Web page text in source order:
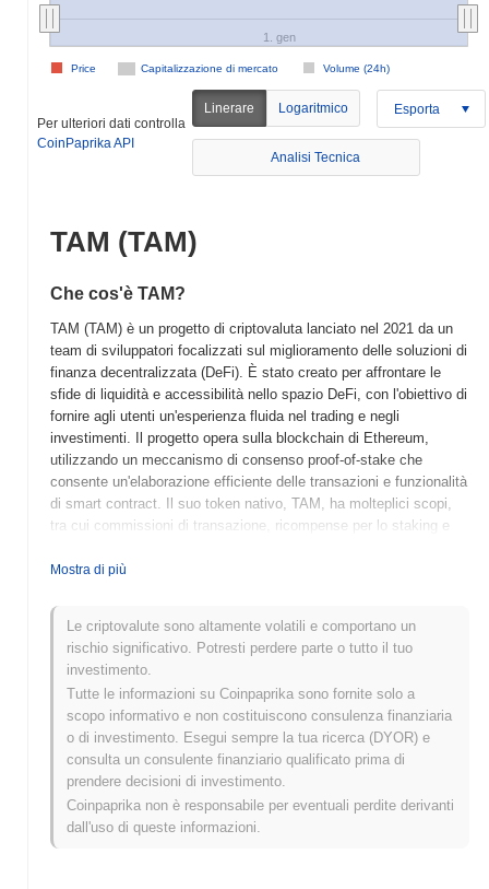
Capitalizzazione di mercato Volume (24h)
Price
1. gen
Per ulteriori dati controlla
CoinPaprika API
Linerare Logaritmico Esporta
Analisi Tecnica
TAM (TAM)
Che cos'è TAM?
TAM (TAM) è un progetto di criptovaluta lanciato nel 2021 da un
team di sviluppatori focalizzati sul miglioramento delle soluzioni di
finanza decentralizzata (DeFi). È stato creato per affrontare le
sfide di liquidità e accessibilità nello spazio DeFi, con l'obiettivo di
fornire agli utenti un'esperienza fluida nel trading e negli
investimenti. Il progetto opera sulla blockchain di Ethereum,
utilizzando un meccanismo di consenso proof-of-stake che
consente un'elaborazione efficiente delle transazioni e funzionalità
di smart contract. Il suo token nativo, TAM, ha molteplici scopi,
tra cui commissioni di transazione, ricompense per lo staking e
influenzare lo sviluppo del progetto e i processi decisionali. TAM
e un'interfaccia user-friendly, posizionandosi come un attore
significativo nell'ecosistema DeFi. Concentrandosi sul
miglioramento dell'esperienza utente e sulla fornitura di strumenti
finanziari robusti, TAM mira ad attrarre una gamma diversificata di
utenti, da investitori novizi a trader esperti, contribuendo così
all'adozione più ampia della finanza decentralizzata.
Quando e come è iniziato TAM?
TAM è nato a marzo 2021 quando il team fondatore ha pubblicato
il proprio whitepaper, delineando la visione e il framework tecnico
del progetto. Successivamente, il progetto ha lanciato il suo
Mostra di più
Le criptovalute sono altamente volatili e comportano un
rischio significativo. Potresti perdere parte o tutto il tuo
investimento.
Tutte le informazioni su Coinpaprika sono fornite solo a
scopo informativo e non costituiscono consulenza finanziaria
o di investimento. Esegui sempre la tua ricerca (DYOR) e
consulta un consulente finanziario qualificato prima di
prendere decisioni di investimento.
Coinpaprika non è responsabile per eventuali perdite derivanti
dall'uso di queste informazioni.